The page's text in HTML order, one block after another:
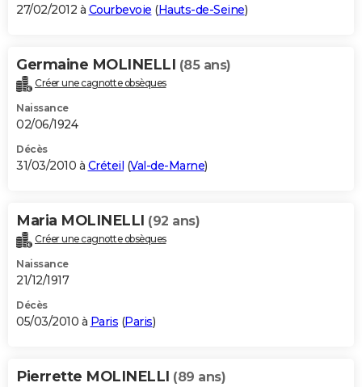
27/02/2012 à Courbevoie (Hauts-de-Seine)
Germaine MOLINELLI (85 ans)
Créer une cagnotte obsèques
Naissance
02/06/1924
Décès
31/03/2010 à Créteil (Val-de-Marne)
Maria MOLINELLI (92 ans)
Créer une cagnotte obsèques
Naissance
21/12/1917
Décès
05/03/2010 à Paris (Paris)
Pierrette MOLINELLI (89 ans)